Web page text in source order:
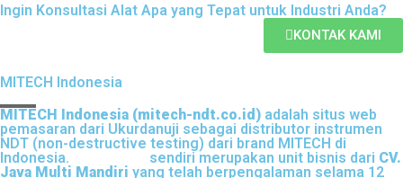
Ingin Konsultasi Alat Apa yang Tepat untuk Industri Anda?
KONTAK KAMI
MITECH Indonesia
MITECH Indonesia (mitech-ndt.co.id) adalah situs web
pemasaran dari Ukurdanuji sebagai distributor instrumen
NDT (non-destructive testing) dari brand MITECH di
Indonesia.
sendiri merupakan unit bisnis dari CV.
Java Multi Mandiri yang telah berpengalaman selama 12